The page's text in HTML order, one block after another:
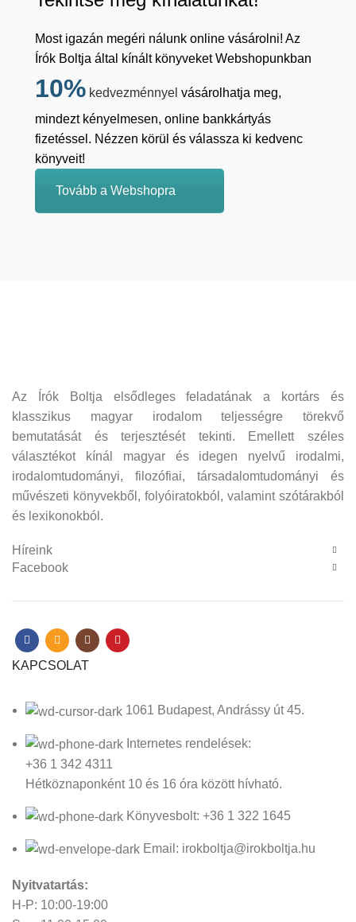
Most igazán megéri nálunk online vásárolni! Az
Írók Boltja által kínált könyveket Webshopunkban
10% kedvezménnyel vásárolhatja meg,
mindezt kényelmesen, online bankkártyás
fizetéssel. Nézzen körül és válassza ki kedvenc
könyveit!
Tovább a Webshopra
Az Írók Boltja elsődleges feladatának a kortárs és
klasszikus magyar irodalom teljességre törekvő
bemutatását és terjesztését tekinti. Emellett széles
választékot kínál magyar és idegen nyelvű irodalmi,
irodalomtudományi, filozófiai, társadalomtudományi és
művészeti könyvekből, folyóiratokból, valamint szótárakból
és lexikonokból.
Híreink
Facebook
KAPCSOLAT
1061 Budapest, Andrássy út 45.
Internetes rendelések:
+36 1 342 4311
Hétköznaponként 10 és 16 óra között hívható.
Könyvesbolt: +36 1 322 1645
Email: irokboltja@irokboltja.hu
Nyitvatartás:
H-P: 10:00-19:00